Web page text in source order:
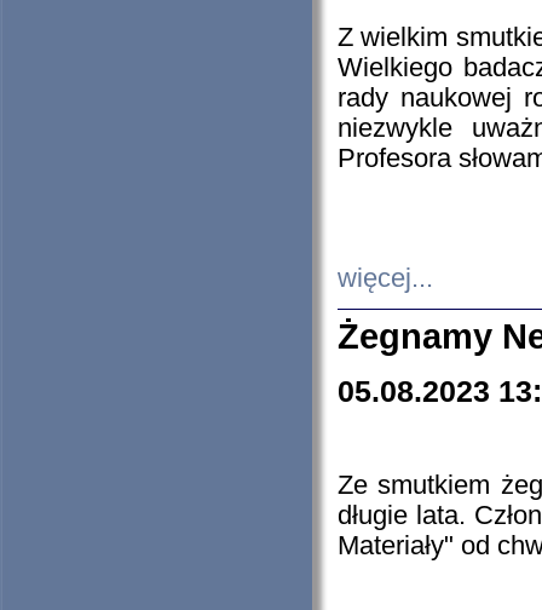
Z wielkim
Wielkiego
rady naukowej
niezwykle
Profesora
więcej...
Żegnamy
05.08.2023
Ze smutkiem
długie lata.
Materiały" od